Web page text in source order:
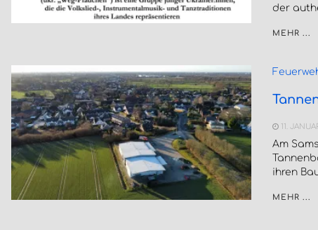
der
MEHR ...
11.
Am
ihren
MEHR ...